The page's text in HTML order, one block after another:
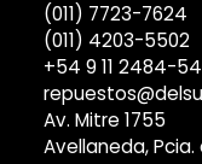
(011) 7723-7624
(011) 4203-5502
+54 9 11 2484-
Av. Mitre 1755
Avellaneda, Pcia.